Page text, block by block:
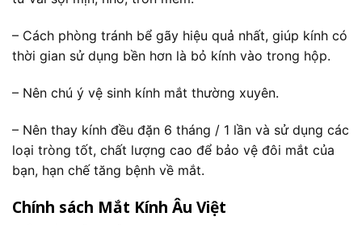
– Cách phòng tránh bể gãy hiệu quả nhất, giúp kính có
thời gian sử dụng bền hơn là bỏ kính vào trong hộp.
– Nên chú ý vệ sinh kính mắt thường xuyên.
– Nên thay kính đều đặn 6 tháng / 1 lần và sử dụng các
loại tròng tốt, chất lượng cao để bảo vệ đôi mắt của
bạn, hạn chế tăng bệnh về mắt.
Chính sách Mắt Kính Âu Việt